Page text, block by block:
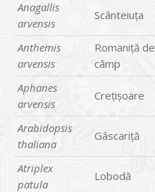
Anagallis
arvensis
Scânteiuţa
Anthemis
arvensis
Romaniţă de
câmp
Aphanes
arvensis
Creţişoare
Arabidopsis
thaliana
Gâscariţă
Atriplex
patula
Lobodă